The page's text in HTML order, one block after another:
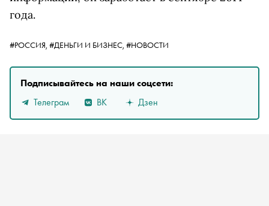
года.
#РОССИЯ, #ДЕНЬГИ И БИЗНЕС, #НОВОСТИ
Подписывайтесь на наши соцсети:
Телеграм
ВК Дзен